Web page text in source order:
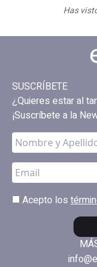
Has
SUSCRÍBETE
¿Quieres estar al
¡Suscríbete a la
Acepto los